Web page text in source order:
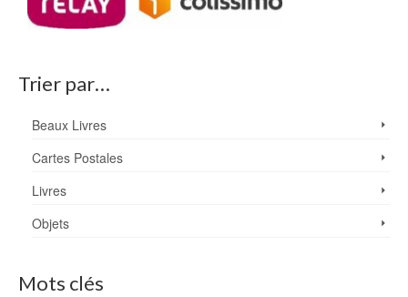
Trier par…
Beaux Livres
Cartes Postales
Livres
Objets
Mots clés